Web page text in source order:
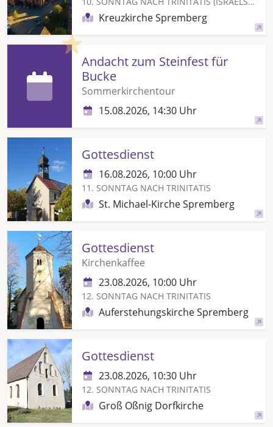
Kreuzkirche Spremberg
Highlight
Andacht zum Steinfest für
Bucke
Sommerkirchentour
15.08.2026, 14:30 Uhr
Gottesdienst
16.08.2026, 10:00 Uhr
11. SONNTAG NACH TRINITATIS
St. Michael-Kirche Spremberg
Gottesdienst
Kirchenkaffee
23.08.2026, 10:00 Uhr
12. SONNTAG NACH TRINITATIS
Auferstehungskirche Spremberg
Gottesdienst
23.08.2026, 10:30 Uhr
12. SONNTAG NACH TRINITATIS
Groß Oßnig Dorfkirche